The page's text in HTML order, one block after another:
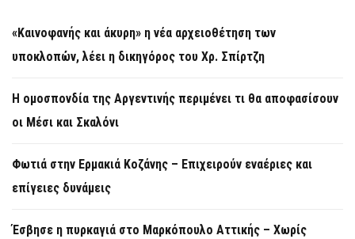
«Καινοφανής και άκυρη» η νέα αρχειοθέτηση των
υποκλοπών, λέει η δικηγόρος του Χρ. Σπίρτζη
Η ομοσπονδία της Αργεντινής περιμένει τι θα αποφασίσουν
οι Μέσι και Σκαλόνι
Φωτιά στην Ερμακιά Κοζάνης – Επιχειρούν εναέριες και
επίγειες δυνάμεις
Έσβησε η πυρκαγιά στο Μαρκόπουλο Αττικής – Χωρίς